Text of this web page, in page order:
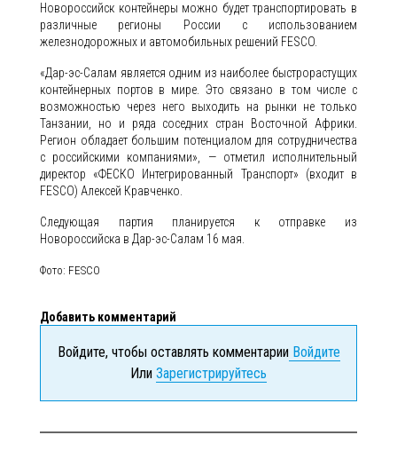
Новороссийск контейнеры можно будет транспортировать в
различные регионы России с использованием
железнодорожных и автомобильных решений FESCO.
«Дар-эс-Салам является одним из наиболее быстрорастущих
контейнерных портов в мире. Это связано в том числе с
возможностью через него выходить на рынки не только
Танзании, но и ряда соседних стран Восточной Африки.
Регион обладает большим потенциалом для сотрудничества
с российскими компаниями», — отметил исполнительный
директор «ФЕСКО Интегрированный Транспорт» (входит в
FESCO) Алексей Кравченко.
Следующая партия планируется к отправке из
Новороссийска в Дар-эс-Салам 16 мая.
Фото: FESCO
Добавить комментарий
Войдите, чтобы оставлять комментарииВойдите
Или Зарегистрируйтесь